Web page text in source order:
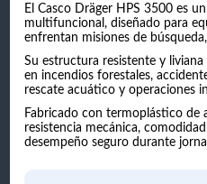
El Casco Dräger HPS 3500 es
multifuncional, diseñado para
enfrentan misiones de
Su estructura resistente y
en incendios forestales,
rescate acuático y operaciones
Fabricado con termoplástico de
resistencia mecánica,
desempeño seguro durante